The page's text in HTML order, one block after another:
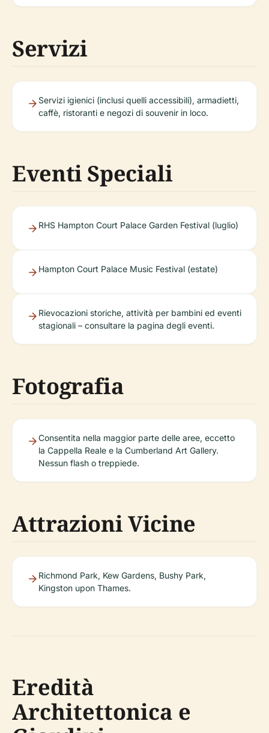
Servizi
Servizi igienici (inclusi quelli accessibili), armadietti,
caffè, ristoranti e negozi di souvenir in loco.
Eventi Speciali
RHS Hampton Court Palace Garden Festival (luglio)
Hampton Court Palace Music Festival (estate)
Rievocazioni storiche, attività per bambini ed eventi
stagionali – consultare la pagina degli eventi.
Fotografia
Consentita nella maggior parte delle aree, eccetto
la Cappella Reale e la Cumberland Art Gallery.
Nessun flash o treppiede.
Attrazioni Vicine
Richmond Park, Kew Gardens, Bushy Park,
Kingston upon Thames.
Eredità
Architettonica e